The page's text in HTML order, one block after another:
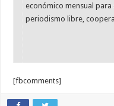
económico mensual
periodismo libre,
[fbcomments]